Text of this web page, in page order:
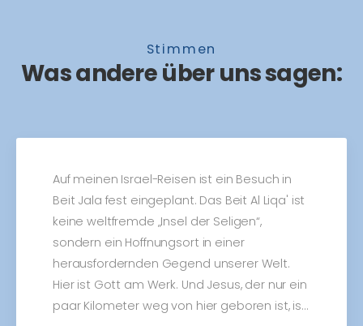
Stimmen
Was andere über uns sagen:
Auf meinen Israel-Reisen ist ein Besuch in
Beit Jala fest eingeplant. Das Beit Al Liqa' ist
keine weltfremde „Insel der Seligen“,
sondern ein Hoffnungsort in einer
herausfordernden Gegend unserer Welt.
Hier ist Gott am Werk. Und Jesus, der nur ein
paar Kilometer weg von hier geboren ist, ist